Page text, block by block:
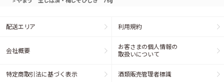
配送エリア 利用規約
会社概要
お客さまの個人情報の
取扱いについて
特定商取引法に基づく表示 酒類販売管理者標識